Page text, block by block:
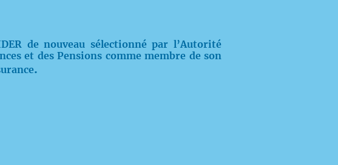
de nouveau sélectionné par l’Autorité
et des Pensions comme membre de son
.